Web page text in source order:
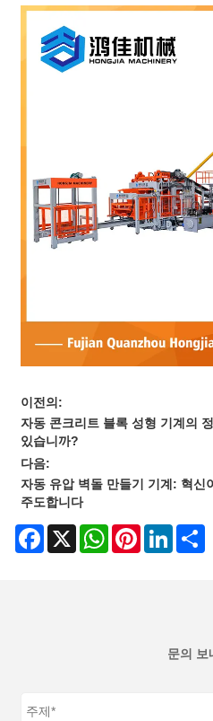
이전의:
자동 콘크리트 블록 성형 기계의
있습니까?
다음:
자동 유압 벽돌 만들기 기계: 혁신
주도합니다
Facebook
X WhatsAppPinterestLinkedIn
문의 보